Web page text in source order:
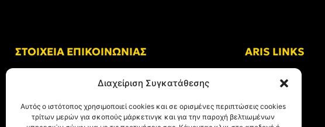
Διαχείριση Συγκατάθεσης
Αυτός ο ιστότοπος χρησιμοποιεί cookies και σε ορισμένες περιπτώσεις cookies
τρίτων μερών για σκοπούς μάρκετινγκ και για την παροχή βελτιωμένων
ΣΤΟΙΧΕΙΑ ΕΠΙΚΟΙΝΩΝΙΑΣ
Αλκμήνης 69, Χαριλάου
Τ.Κ. 54249 Θεσσαλονίκη
Tηλ. Επικοινωνίας: +30 (2310) 305 402
ARIS LINKS